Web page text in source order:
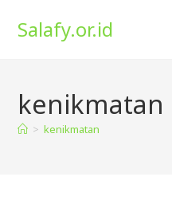
Salafy.or.id
kenikmatan
> kenikmatan